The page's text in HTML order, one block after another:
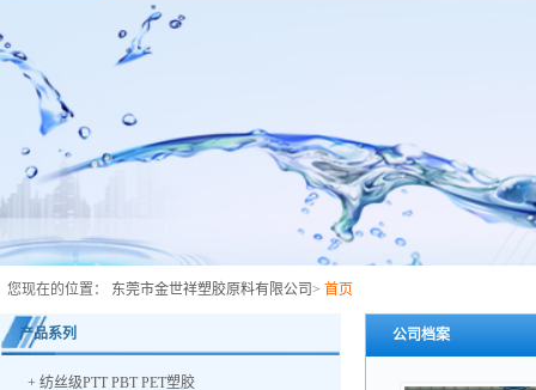
您现在的位置： 东莞市金世祥塑胶原料有限公司 > 首页
产品系列
+ 纺丝级PTT PBT PET塑胶
公司档案